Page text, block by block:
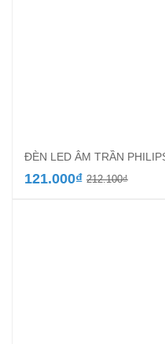
ĐÈN LED ÂM TRẦN
212.100₫Giá
121.000₫
Giá